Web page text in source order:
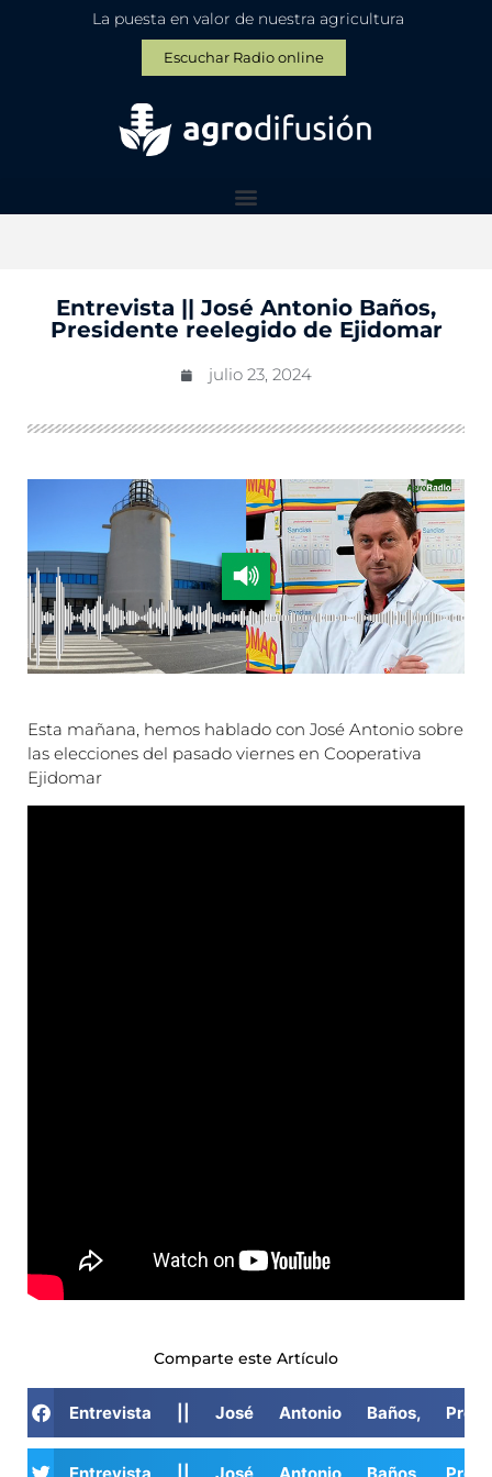
La puesta en valor de nuestra agricultura
Escuchar Radio online
Entrevista || José Antonio Baños,
Presidente reelegido de Ejidomar
julio 23, 2024
Esta mañana, hemos hablado con José Antonio sobre
las elecciones del pasado viernes en Cooperativa
Ejidomar
Comparte este Artículo
Entrevista || José Antonio Baños,